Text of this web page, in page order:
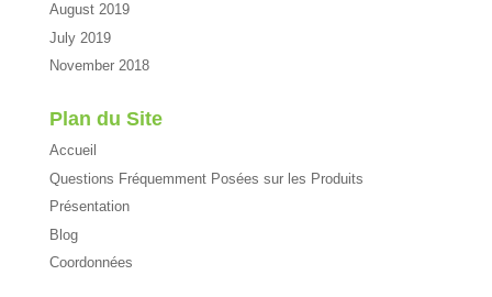
August 2019
July 2019
November 2018
Plan du Site
Accueil
Questions Fréquemment Posées sur les Produits
Présentation
Blog
Coordonnées